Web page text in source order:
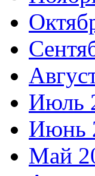
Июль
Июнь
Май